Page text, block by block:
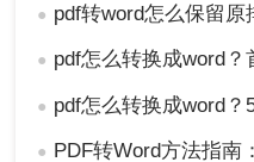
● pdf转word怎么保留原排版？2026
● pdf怎么转换成word？首选免
● pdf怎么转换成word？5种实
● PDF转Word方法指南：专业软件、在